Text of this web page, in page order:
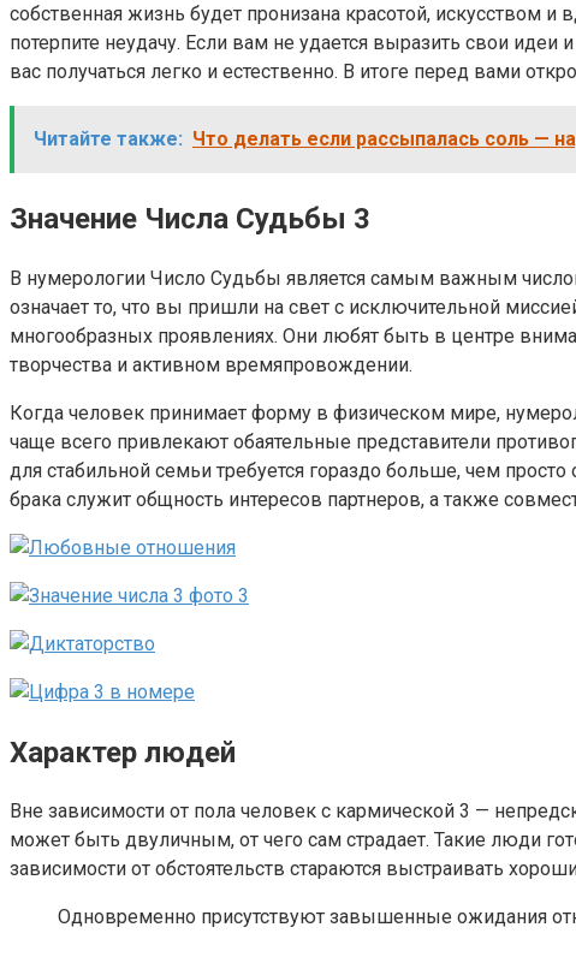
собственная жизнь будет пронизана красотой, искусством
потерпите неудачу. Если вам не удается выразить свои
вас получаться легко и естественно. В итоге перед вами
Читайте также: Что делать если рассыпалась соль —
Значение Числа Судьбы 3
В нумерологии Число Судьбы является самым важным
означает то, что вы пришли на свет с исключительной
многообразных проявлениях. Они любят быть в центре
творчества и активном времяпровождении.
Когда человек принимает форму в физическом мире,
чаще всего привлекают обаятельные представители
для стабильной семьи требуется гораздо больше, чем
брака служит общность интересов партнеров, а также
Характер людей
Вне зависимости от пола человек с кармической 3 —
может быть двуличным, от чего сам страдает. Такие люди
зависимости от обстоятельств стараются выстраивать
Одновременно присутствуют завышенные ожидания